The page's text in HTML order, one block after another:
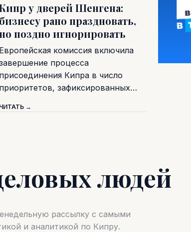
у дверей Шенгена:
бизнесу рано праздновать,
поздно игнорировать
Европейская комиссия включила
процесса
присоединения Кипра в число
приоритетов, зафиксированных…
ЧИТАТЬ →
людей
рассылку с самыми
и аналитикой по Кипру.